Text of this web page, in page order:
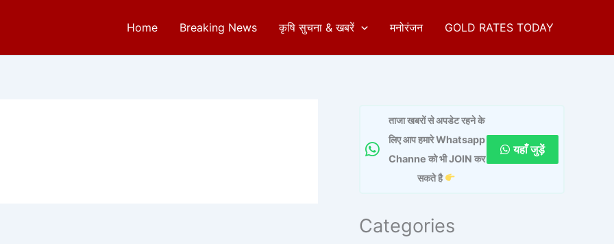
Home Breaking News कृषि सुचना & खबरें मनोरंजन GOLD RATES TODAY
ताजा खबरों से अपडेट रहने के
लिए आप हमारे Whatsapp
Channe को भी JOIN कर
सकते है
यहाँ जुड़ें
Categories